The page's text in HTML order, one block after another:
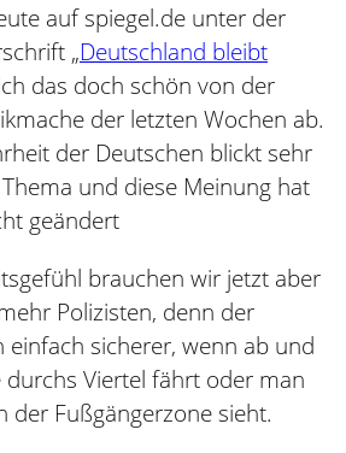
auf spiegel.de unter der
„Deutschland bleibt
das doch schön von der
der letzten Wochen ab.
der Deutschen blickt sehr
und diese Meinung hat
geändert
brauchen wir jetzt aber
Polizisten, denn der
einfach sicherer, wenn ab und
durchs Viertel fährt oder man
der Fußgängerzone sieht.